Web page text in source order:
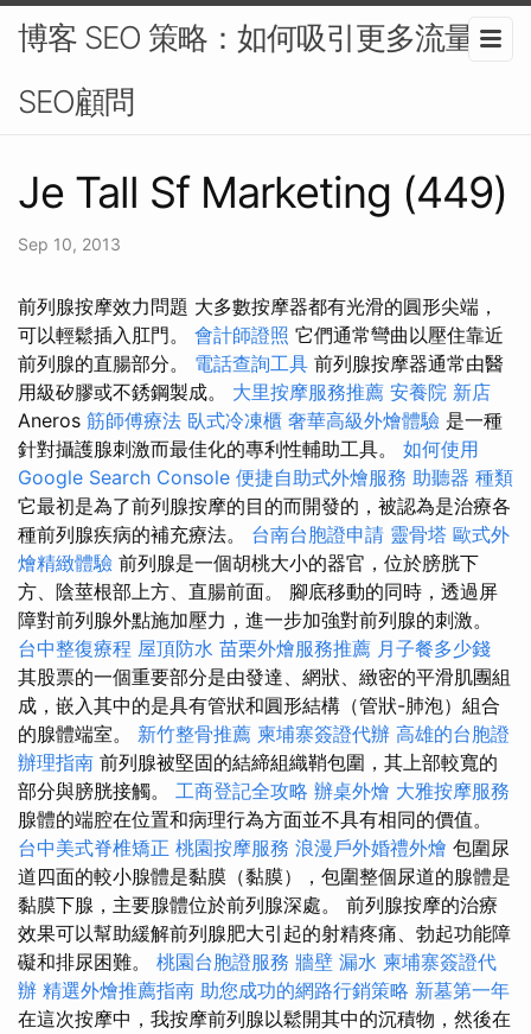
博客 SEO 策略：如何吸引更多流量-
SEO顧問
Je Tall Sf Marketing (449)
Sep 10, 2013
前列腺按摩效力問題 大多數按摩器都有光滑的圓形尖端，
可以輕鬆插入肛門。 會計師證照 它們通常彎曲以壓住靠近
前列腺的直腸部分。 電話查詢工具 前列腺按摩器通常由醫
用級矽膠或不銹鋼製成。 大里按摩服務推薦 安養院 新店
Aneros 筋師傅療法 臥式冷凍櫃 奢華高級外燴體驗 是一種
針對攝護腺刺激而最佳化的專利性輔助工具。 如何使用
Google Search Console 便捷自助式外燴服務 助聽器 種類
它最初是為了前列腺按摩的目的而開發的，被認為是治療各
種前列腺疾病的補充療法。 台南台胞證申請 靈骨塔 歐式外
燴精緻體驗 前列腺是一個胡桃大小的器官，位於膀胱下
方、陰莖根部上方、直腸前面。 腳底移動的同時，透過屏
障對前列腺外點施加壓力，進一步加強對前列腺的刺激。
台中整復療程 屋頂防水 苗栗外燴服務推薦 月子餐多少錢
其股票的一個重要部分是由發達、網狀、緻密的平滑肌團組
成，嵌入其中的是具有管狀和圓形結構（管狀-肺泡）組合
的腺體端室。 新竹整骨推薦 柬埔寨簽證代辦 高雄的台胞證
辦理指南 前列腺被堅固的結締組織鞘包圍，其上部較寬的
部分與膀胱接觸。 工商登記全攻略 辦桌外燴 大雅按摩服務
腺體的端腔在位置和病理行為方面並不具有相同的價值。
台中美式脊椎矯正 桃園按摩服務 浪漫戶外婚禮外燴 包圍尿
道四面的較小腺體是黏膜（黏膜），包圍整個尿道的腺體是
黏膜下腺，主要腺體位於前列腺深處。 前列腺按摩的治療
效果可以幫助緩解前列腺肥大引起的射精疼痛、勃起功能障
礙和排尿困難。 桃園台胞證服務 牆壁 漏水 柬埔寨簽證代
辦 精選外燴推薦指南 助您成功的網路行銷策略 新墓第一年
在這次按摩中，我按摩前列腺以鬆開其中的沉積物，然後在